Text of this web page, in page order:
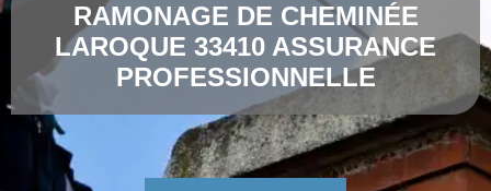
RAMONAGE DE CHEMINÉE
LAROQUE 33410 ASSURANCE
PROFESSIONNELLE